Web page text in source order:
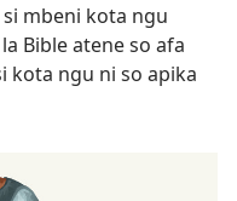
mbeni kota ngu
Bible atene so afa
kota ngu ni so apika